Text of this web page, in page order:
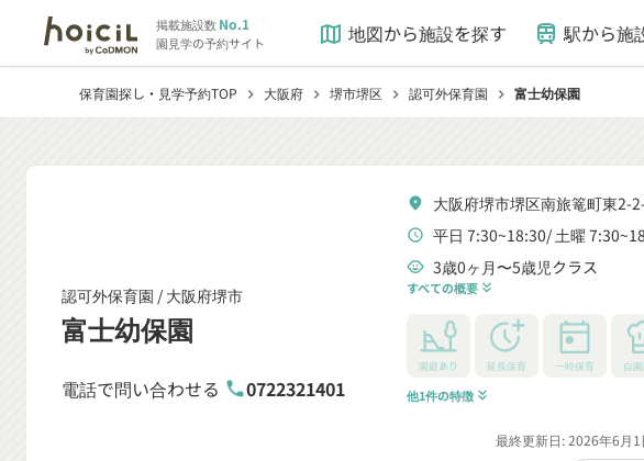
掲載施設数No.1
園見学の予約サイト map 地図から施設を探す train 駅から施
保育園探し・見学予約TOP chevron_right 大阪府 chevron_right 堺市堺区 chevron_right 認可外保育園 chevron_right 富士幼保園
認可外保育園 / 大阪府堺市
富士幼保園
電話で問い合わせる phone0722321401
location_on 大阪府堺市堺区南旅篭町東2-
schedule 平日 7:30~18:30 土曜
child_care 3歳0ヶ月〜5歳児クラス
すべての概要 keyboard_double_arrow_down
園庭あり 延長保育 一時保育 自
他1件の特徴 keyboard_double_arrow_down
最終更新日: 2026年6月1